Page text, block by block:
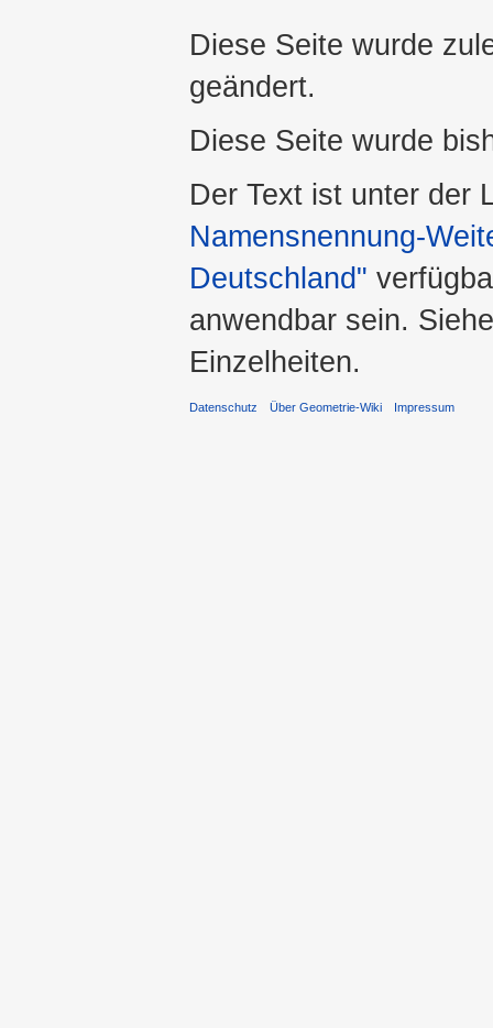
Diese Seite wurde
geändert.
Diese Seite wurde
Der Text ist unter der
Namensnennung-
Deutschland"
anwendbar sein.
Einzelheiten.
Datenschutz Über Geometrie-Wiki Impressum